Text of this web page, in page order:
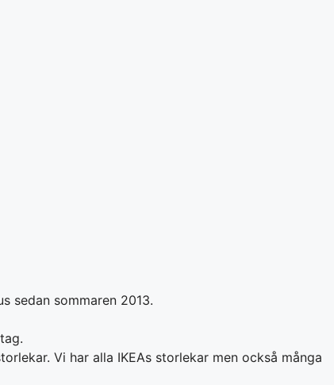
sedan sommaren 2013.
Vi har alla IKEAs storlekar men också många